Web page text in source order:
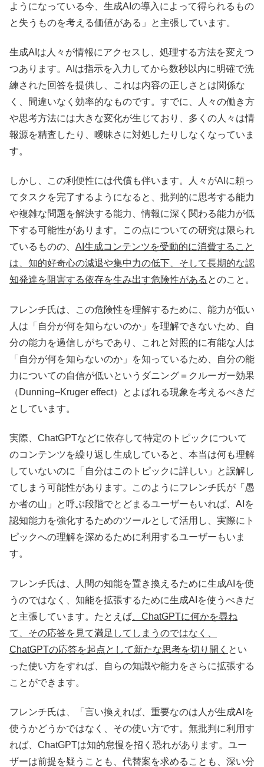
ようになっている今、生成AIの導入によって得られるもの
と失うものを考える価値がある」と主張しています。
生成AIは人々が情報にアクセスし、処理する方法を変えつ
つあります。AIは指示を入力してから数秒以内に明確で洗
練された回答を提供し、これは内容の正しさとは関係な
く、間違いなく効率的なものです。すでに、人々の働き方
や思考方法には大きな変化が生じており、多くの人々は情
報源を精査したり、曖昧さに対処したりしなくなっていま
す。
しかし、この利便性には代償も伴います。人々がAIに頼っ
てタスクを完了するようになると、批判的に思考する能力
や複雑な問題を解決する能力、情報に深く関わる能力が低
下する可能性があります。この点についての研究は限られ
ているものの、 AI生成コンテンツを受動的に消費すること
は、知的好奇心の減退や集中力の低下、そして長期的な認
知発達を阻害する依存を生み出す危険性がある とのこと。
フレンチ氏は、この危険性を理解するために、能力が低い
人は「自分が何を知らないのか」を理解できないため、自
分の能力を過信しがちであり、これと対照的に有能な人は
「自分が何を知らないのか」を知っているため、自分の能
力についての自信が低いというダニング＝クルーガー効果
（Dunning–Kruger effect）とよばれる現象を考えるべきだ
としています。
実際、ChatGPTなどに依存して特定のトピックについて
のコンテンツを繰り返し生成していると、本当は何も理解
していないのに「自分はこのトピックに詳しい」と誤解し
てしまう可能性があります。このようにフレンチ氏が「愚
か者の山」と呼ぶ段階でとどまるユーザーもいれば、AIを
認知能力を強化するためのツールとして活用し、実際にト
ピックへの理解を深めるために利用するユーザーもいま
す。
フレンチ氏は、人間の知能を置き換えるために生成AIを使
うのではなく、知能を拡張するために生成AIを使うべきだ
と主張しています。たとえば 、ChatGPTに何かを尋ね
て、その応答を見て満足してしまうのではなく、
ChatGPTの応答を起点として新たな思考を切り開く とい
った使い方をすれば、自らの知識や能力をさらに拡張する
ことができます。
フレンチ氏は、「言い換えれば、重要なのは人が生成AIを
使うかどうかではなく、その使い方です。無批判に利用す
れば、ChatGPTは知的怠慢を招く恐れがあります。ユー
ザーは前提を疑うことも、代替案を求めることも、深い分